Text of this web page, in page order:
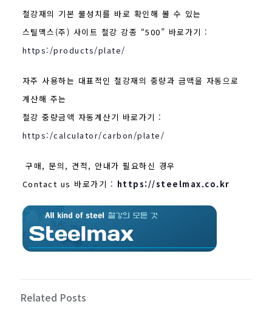
철강재의 기본 물성치를 바로 확인해 볼 수 있는
스틸맥스(주) 사이트 철강 강종 “500” 바로가기 :
https:/products/plate/
자주 사용하는 대표적인 철강재의 중량과 금액을 자동으로
계산해 주는
철강 중량금액 자동계산기 바로가기 :
https:/calculator/carbon/plate/
구매, 문의, 견적, 안내가 필요하신 경우
Contact us 바로가기 : https://steelmax.co.kr
Related Posts